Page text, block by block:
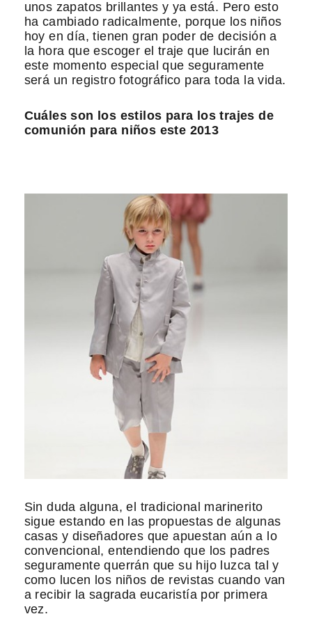
unos zapatos brillantes y ya está. Pero esto
ha cambiado radicalmente, porque los niños
hoy en día, tienen gran poder de decisión a
la hora que escoger el traje que lucirán en
este momento especial que seguramente
será un registro fotográfico para toda la vida.
Cuáles son los estilos para los trajes de
comunión para niños este 2013
Sin duda alguna, el tradicional marinerito
sigue estando en las propuestas de algunas
casas y diseñadores que apuestan aún a lo
convencional, entendiendo que los padres
seguramente querrán que su hijo luzca tal y
como lucen los niños de revistas cuando van
a recibir la sagrada eucaristía por primera
vez.